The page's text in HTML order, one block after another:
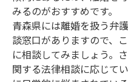
みるのがおすすめです。
青森県には離婚を扱う弁
談窓口がありますので、
に相談してみましょう。
関する法律相談に応じて